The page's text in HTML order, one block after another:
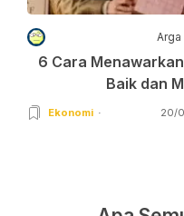
Arga
6 Cara
Baik dan
Ekonomi 20/